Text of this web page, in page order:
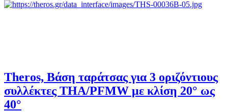
Theros, Βάση ταράτσας για 3 οριζόντιους
συλλέκτες THA/PFMW με κλίση 20° ως
40°